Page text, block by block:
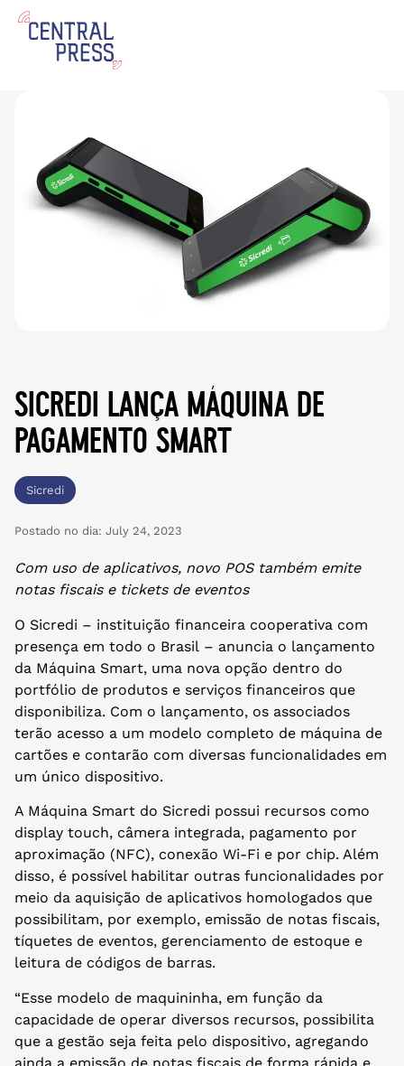
sicredi lança máquina de
pagamento smart
Sicredi
Postado no dia: July 24, 2023
Com uso de aplicativos, novo POS também emite
notas fiscais e tickets de eventos
O Sicredi – instituição financeira cooperativa com
presença em todo o Brasil – anuncia o lançamento
da Máquina Smart, uma nova opção dentro do
portfólio de produtos e serviços financeiros que
disponibiliza. Com o lançamento, os associados
terão acesso a um modelo completo de máquina de
cartões e contarão com diversas funcionalidades em
um único dispositivo.
A Máquina Smart do Sicredi possui recursos como
display touch, câmera integrada, pagamento por
aproximação (NFC), conexão Wi-Fi e por chip. Além
disso, é possível habilitar outras funcionalidades por
meio da aquisição de aplicativos homologados que
possibilitam, por exemplo, emissão de notas fiscais,
tíquetes de eventos, gerenciamento de estoque e
leitura de códigos de barras.
“Esse modelo de maquininha, em função da
capacidade de operar diversos recursos, possibilita
que a gestão seja feita pelo dispositivo, agregando
ainda a emissão de notas fiscais de forma rápida e